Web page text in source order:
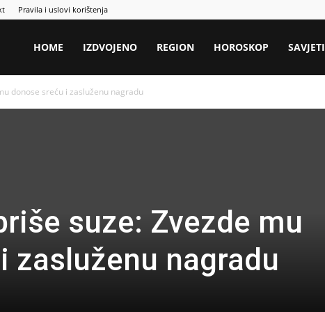
Pravila i uslovi korištenja
HOME IZDVOJENO REGION HOROSKOP SAVJETI
donose sreću i zasluženu nagradu
suze: Zvezde mu
zasluženu nagradu